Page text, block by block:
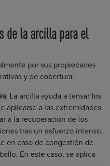
de la arcilla para el
por sus propiedades
y de cobertura.
: La arcilla ayuda a tensar los
aplicarse a las extremidades
a la recuperación de los
tras un esfuerzo intenso.
en caso de congestión de
En este caso, se aplica